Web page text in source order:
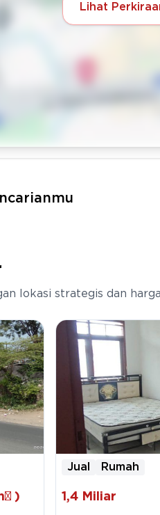
Lihat
lokasi strategis dan
)
Jual Rumah
1,4 Miliar